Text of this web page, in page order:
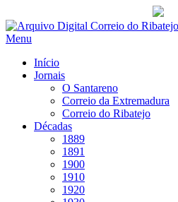
Saltar
para
Menu
Início
Jornais
O Santareno
Correio da Extremadura
Correio do Ribatejo
Décadas
1889
1891
1900
1910
1920